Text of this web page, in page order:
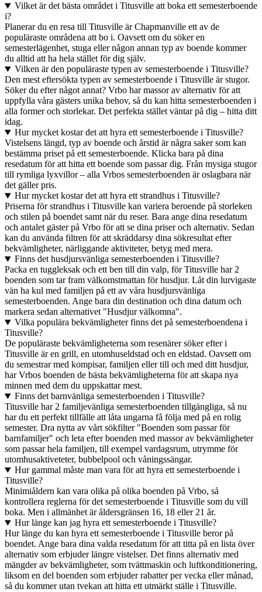
Vilket är det bästa området i Titusville att boka ett semesterboende
i?
Planerar du en resa till Titusville är Chapmanville ett av de
populäraste områdena att bo i. Oavsett om du söker en
semesterlägenhet, stuga eller någon annan typ av boende kommer
du alltid att ha hela stället för dig själv.
Vilken är den populäraste typen av semesterboende i Titusville?
Den mest eftersökta typen av semesterboende i Titusville är stugor.
Söker du efter något annat? Vrbo har massor av alternativ för att
uppfylla våra gästers unika behov, så du kan hitta semesterboenden i
alla former och storlekar. Det perfekta stället väntar på dig – hitta ditt
idag.
Hur mycket kostar det att hyra ett semesterboende i Titusville?
Vistelsens längd, typ av boende och årstid är några saker som kan
bestämma priset på ett semesterboende. Klicka bara på dina
resedatum för att hitta ett boende som passar dig. Från mysiga stugor
till rymliga lyxvillor – alla Vrbos semesterboenden är oslagbara när
det gäller pris.
Hur mycket kostar det att hyra ett strandhus i Titusville?
Priserna för strandhus i Titusville kan variera beroende på storleken
och stilen på boendet samt när du reser. Bara ange dina resedatum
och antalet gäster på Vrbo för att se dina priser och alternativ. Sedan
kan du använda filtren för att skräddarsy dina sökresultat efter
bekvämligheter, närliggande aktiviteter, betyg med mera.
Finns det husdjursvänliga semesterboenden i Titusville?
Packa en tuggleksak och ett ben till din valp, för Titusville har 2
boenden som tar fram välkomstmattan för husdjur. Låt din lurvigaste
vän ha kul med familjen på ett av våra husdjursvänliga
semesterboenden. Ange bara din destination och dina datum och
markera sedan alternativet "Husdjur välkomna".
Vilka populära bekvämligheter finns det på semesterboendena i
Titusville?
De populäraste bekvämligheterna som resenärer söker efter i
Titusville är en grill, en utomhuseldstad och en eldstad. Oavsett om
du semestrar med kompisar, familjen eller till och med ditt husdjur,
har Vrbos boenden de bästa bekvämligheterna för att skapa nya
minnen med dem du uppskattar mest.
Finns det barnvänliga semesterboenden i Titusville?
Titusville har 2 familjevänliga semesterboenden tillgängliga, så nu
har du ett perfekt tillfälle att låta ungarna få följa med på en rolig
semester. Dra nytta av vårt sökfilter "Boenden som passar för
barnfamiljer" och leta efter boenden med massor av bekvämligheter
som passar hela familjen, till exempel vardagsrum, utrymme för
utomhusaktiveteter, bubbelpool och våningssängar.
Hur gammal måste man vara för att hyra ett semesterboende i
Titusville?
Minimiåldern kan vara olika på olika boenden på Vrbo, så
kontrollera reglerna för det semesterboende i Titusville som du vill
boka. Men i allmänhet är åldersgränsen 16, 18 eller 21 år.
Hur länge kan jag hyra ett semesterboende i Titusville?
Hur länge du kan hyra ett semesterboende i Titusville beror på
boendet. Ange bara dina valda resedatum för att titta på en lista över
alternativ som erbjuder längre vistelser. Det finns alternativ med
mängder av bekvämligheter, som tvättmaskin och luftkonditionering,
liksom en del boenden som erbjuder rabatter per vecka eller månad,
så du kommer utan tvekan att hitta ett utmärkt ställe i Titusville.